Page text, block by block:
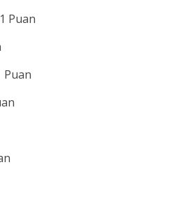
Puan
Puan